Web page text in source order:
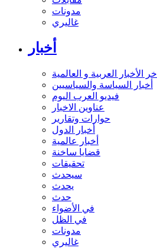
مدونات
غاليري
أخبار
أخر الأخبار العربية و العالمية
أخبار السياسة والسياسيين
فيديو العرب اليوم
عناوين الاخبار
حوارات وتقارير
أخبار الدول
أخبار عالمية
قضايا ساخنة
تحقيقات
سيحدث
يحدث
حدث
في الأضواء
في الظل
مدونات
غاليري